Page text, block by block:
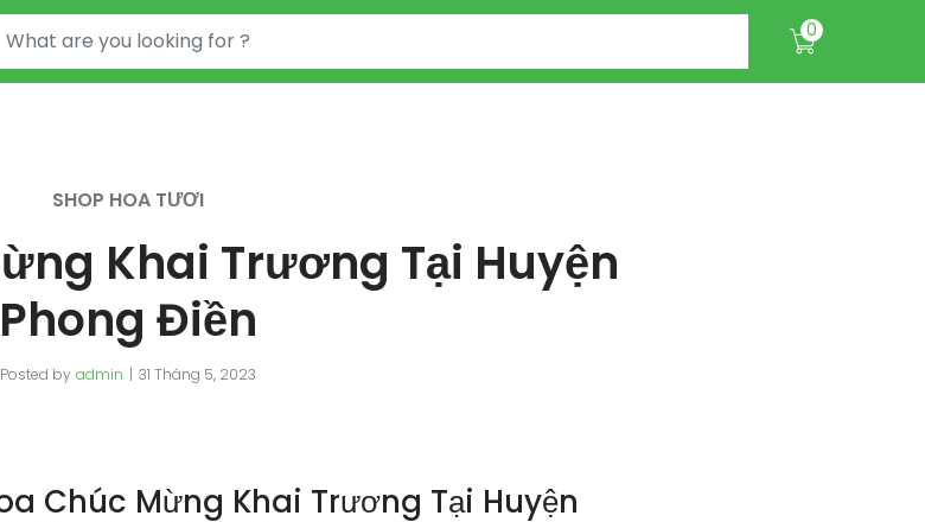
for: 0
SHOP HOA TƯƠI
Khai Trương Tại Huyện
Phong Điền
Posted by admin 31 Tháng 5, 2023
Chúc Mừng Khai Trương Tại Huyện